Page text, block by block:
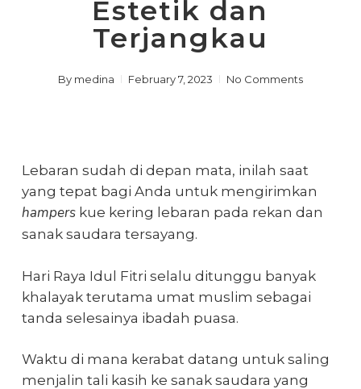
Estetik dan
Terjangkau
By medina February 7, 2023 No Comments
Lebaran sudah di depan mata, inilah saat
yang tepat bagi Anda untuk mengirimkan
hampers kue kering lebaran pada rekan dan
sanak saudara tersayang.
Hari Raya Idul Fitri selalu ditunggu banyak
khalayak terutama umat muslim sebagai
tanda selesainya ibadah puasa.
Waktu di mana kerabat datang untuk saling
menjalin tali kasih ke sanak saudara yang